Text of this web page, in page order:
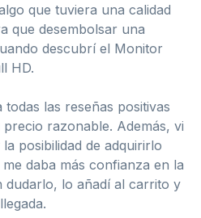
que tuviera una calidad
que desembolsar una
descubrí el Monitor
HD.
las reseñas positivas
razonable. Además, vi
posibilidad de adquirirlo
daba más confianza en la
dudarlo, lo añadí al carrito y